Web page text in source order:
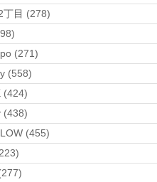
丁目 (278)
(271)
(558)
(424)
(438)
(455)